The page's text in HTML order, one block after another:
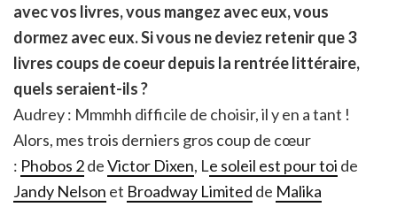
avec vos livres, vous mangez avec eux, vous
dormez avec eux. Si vous ne deviez retenir que 3
livres coups de coeur depuis la rentrée littéraire,
quels seraient-ils ?
Audrey : Mmmhh difficile de choisir, il y en a tant !
Alors, mes trois derniers gros coup de cœur
: Phobos 2deVictor Dixen, Le soleil est pour toi de
Jandy Nelson et Broadway Limited de Malika